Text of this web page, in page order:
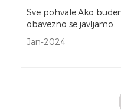
Sve pohvale.Ako
obavezno se javljamo.
Jan-2024